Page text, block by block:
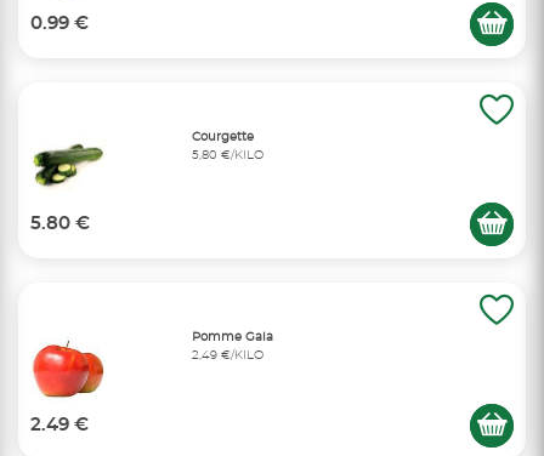
0.99 €
Courgette
5,80 €/KILO
5.80 €
Pomme Gala
2,49 €/KILO
2.49 €